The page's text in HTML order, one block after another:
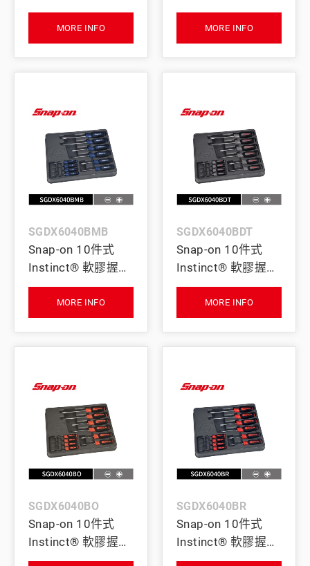
字/十字螺絲起子必
備套組 (含工具收納
托盤) (綠)
MORE INFO
字/十字螺絲起子必
備套組 (含工具收納
托盤) (橘)
MORE INFO
SGDX6040BMB
Snap-on 10件式
Instinct® 軟膠握把
一字 / 十字螺絲起
子組 (動力藍)
MORE INFO
SGDX6040BDT
Snap-on 10件式
Instinct® 軟膠握把
一字 / 十字螺絲起
子組 (鈦灰)
MORE INFO
SGDX6040BO
Snap-on 10件式
Instinct® 軟膠握把
一字 / 十字螺絲起
SGDX6040BR
Snap-on 10件式
Instinct® 軟膠握把
一字 / 十字螺絲起